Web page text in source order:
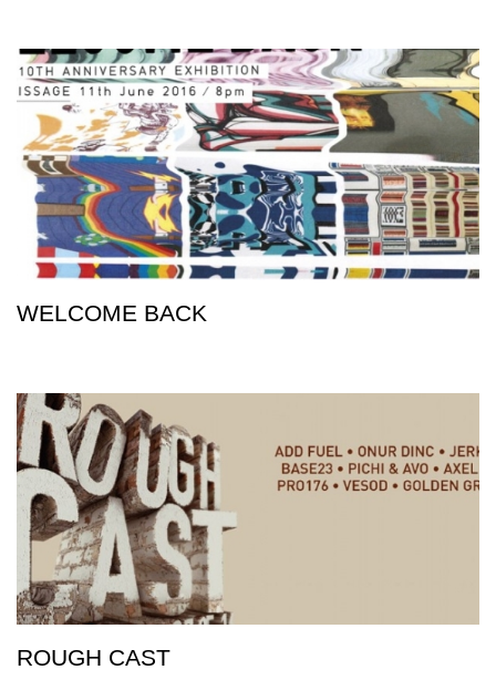
WELCOME BACK
ROUGH CAST